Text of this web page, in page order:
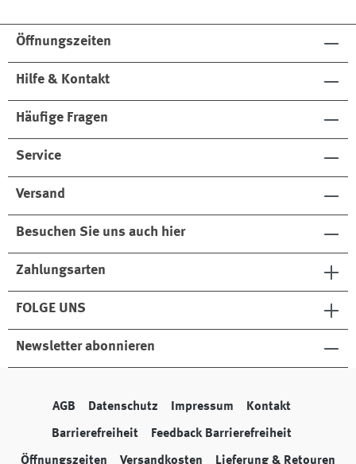
Öffnungszeiten
Hilfe & Kontakt
Häufige Fragen
Service
Versand
Besuchen Sie uns auch hier
Zahlungsarten
FOLGE UNS
Newsletter abonnieren
AGB Datenschutz Impressum Kontakt
Barrierefreiheit Feedback Barrierefreiheit
Öffnungszeiten Versandkosten Lieferung & Retouren